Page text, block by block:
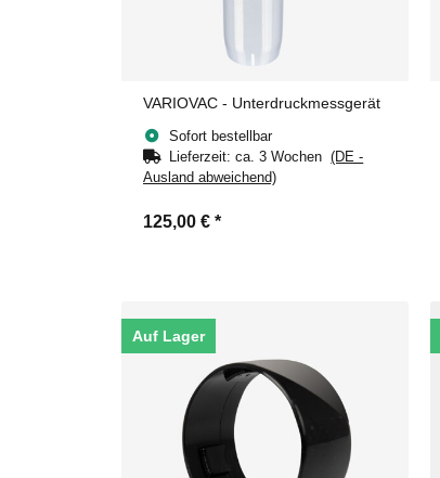
VARIOVAC - Unterdruckmessgerät
Sofort bestellbar
Lieferzeit:ca. 3 Wochen(DE -
Ausland abweichend)
125,00 € *
Auf Lager